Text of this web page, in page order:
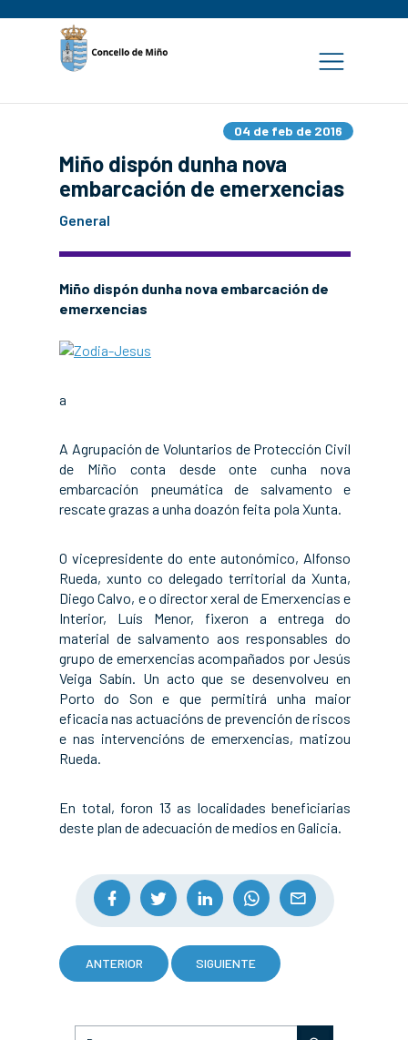
04 de feb de 2016
Miño dispón dunha nova
embarcación de emerxencias
General
Miño dispón dunha nova embarcación de
emerxencias
a
A Agrupación de Voluntarios de Protección Civil
de Miño conta desde onte cunha nova
embarcación pneumática de salvamento e
rescate grazas a unha doazón feita pola Xunta.
O vicepresidente do ente autonómico, Alfonso
Rueda, xunto co delegado territorial da Xunta,
Diego Calvo, e o director xeral de Emerxencias e
Interior, Luís Menor, fixeron a entrega do
material de salvamento aos responsables do
grupo de emerxencias acompañados por Jesús
Veiga Sabín. Un acto que se desenvolveu en
Porto do Son e que permitirá unha maior
eficacia nas actuacións de prevención de riscos
e nas intervencións de emerxencias, matizou
Rueda.
En total, foron 13 as localidades beneficiarias
deste plan de adecuación de medios en Galicia.
ANTERIOR SIGUIENTE